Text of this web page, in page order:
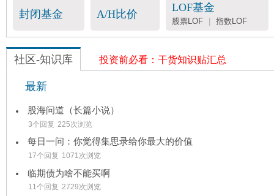
封闭基金 A/H比价
LOF基金
股票LOF | 指数LOF
社区-知识库 投资前必看：干货知识贴汇总
最新
股海问道（长篇小说）
3个回复 225次浏览
每日一问：你觉得集思录给你最大的价值
17个回复 1071次浏览
临期债为啥不能买啊
11个回复 2729次浏览